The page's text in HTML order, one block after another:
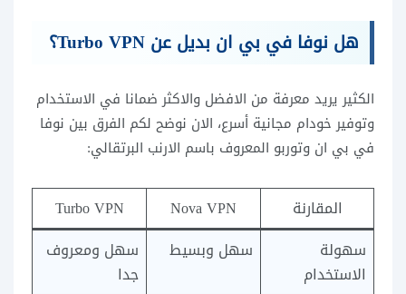
هل نوفا في بي ان بديل عن Turbo VPN؟
الكثير يريد معرفة من الافضل والاكثر ضمانا في الاستخدام
وتوفير خودام مجانية أسرع، الان نوضح لكم الفرق بين نوفا
في بي ان وتوربو المعروف باسم الارنب البرتقالي:
المقارنة Nova VPN
Turbo VPN
سهولة
الاستخدام
سهل وبسيط
سهل ومعروف
جدا